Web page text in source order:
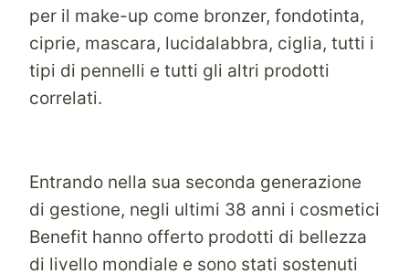
per il make-up come bronzer, fondotinta,
ciprie, mascara, lucidalabbra, ciglia, tutti i
tipi di pennelli e tutti gli altri prodotti
correlati.
Entrando nella sua seconda generazione
di gestione, negli ultimi 38 anni i cosmetici
Benefit hanno offerto prodotti di bellezza
di livello mondiale e sono stati sostenuti